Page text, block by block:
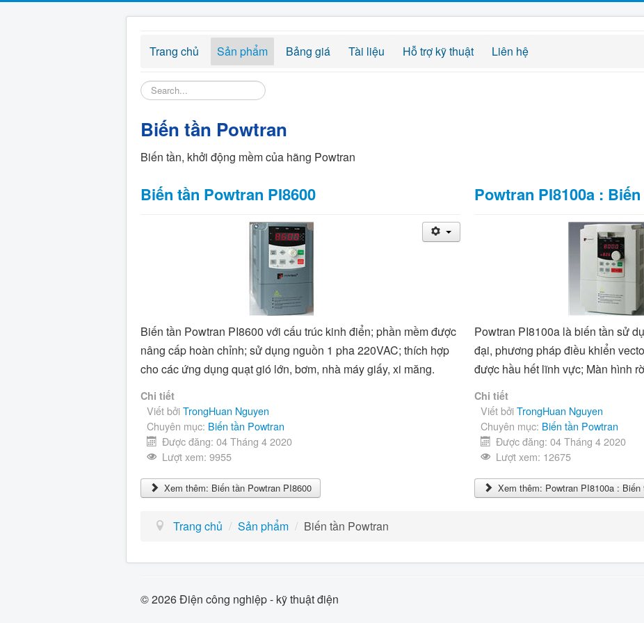
Trang chủ Sản phẩm Bảng giá Tài liệu Hỗ trợ kỹ thuật Liên hệ
Tìm
kiếm...
Biến tần Powtran
Biến tần, khởi động mềm của hãng Powtran
Biến tần Powtran PI8600
Biến tần Powtran PI8600 với cấu trúc kinh điển; phần mềm được
nâng cấp hoàn chỉnh; sử dụng nguồn 1 pha 220VAC; thích hợp
cho các ứng dụng quạt gió lớn, bơm, nhà máy giấy, xi măng.
Chi tiết
Viết bởiTrongHuan Nguyen
Chuyên mục: Biến tần Powtran
Được đăng: 04 Tháng 4 2020
Lượt xem: 9955
Xem thêm: Biến tần Powtran PI8600
Powtran PI8100a :
Powtran PI8100a là biến tần sử
đại, phương pháp điều khiển
được hầu hết lĩnh vực; Màn hình
Chi tiết
Viết bởiTrongHuan Nguyen
Chuyên mục: Biến tần Powtran
Được đăng: 04 Tháng 4 2020
Lượt xem: 12675
Xem thêm: Powtran PI8100a : Biến
Trang chủ / Sản phẩm / Biến tần Powtran
© 2026 Điện công nghiệp - kỹ thuật điện